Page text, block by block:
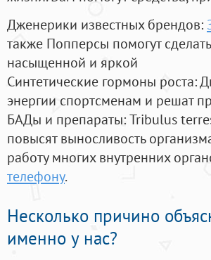
Дженерики известных брендов:
также Попперсы помогут
насыщенной и яркой
Синтетические гормоны роста:
энергии спортсменам и решат
БАДы и препараты:Tribulus
повысят выносливость
работу многих внутренних
телефону.
Несколько причино
именно у нас?